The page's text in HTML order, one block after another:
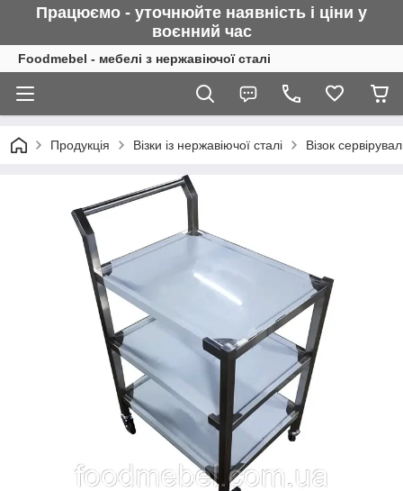
Працюємо - уточнюйте наявність і ціни у
воєнний час
Foodmebel - мебелі з нержавіючої сталі
Продукція Візки із нержавіючої сталі Візок